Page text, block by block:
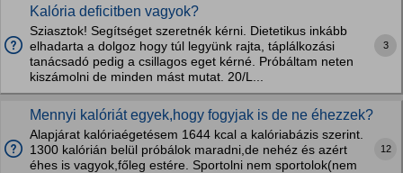
Kalória deficitben vagyok?
Sziasztok! Segítséget szeretnék kérni. Dietetikus inkább
elhadarta a dolgoz hogy túl legyünk rajta, táplálkozási
tanácsadó pedig a csillagos eget kérné. Próbáltam neten
kiszámolni de minden mást mutat. 20/L...
3
Mennyi kalóriát egyek,hogy fogyjak is de ne éhezzek?
Alapjárat kalóriaégetésem 1644 kcal a kalóriabázis szerint.
1300 kalórián belül próbálok maradni,de nehéz és azért
éhes is vagyok,főleg estére. Sportolni nem sportolok(nem
12